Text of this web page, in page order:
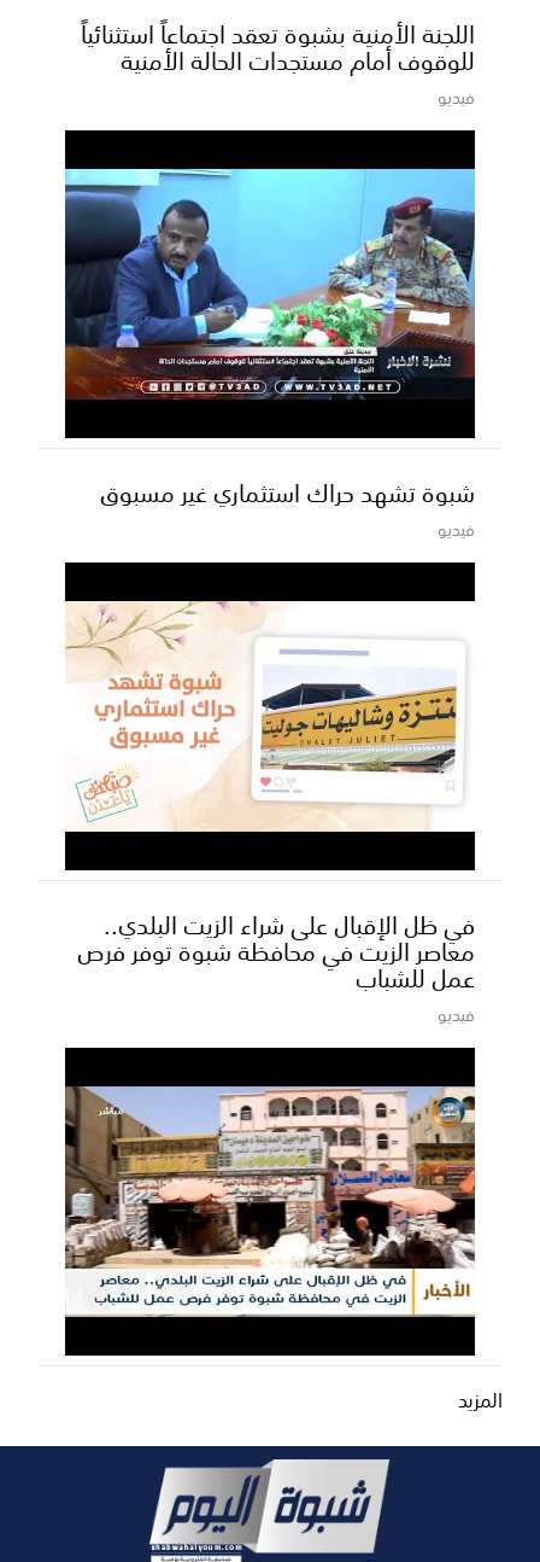
اللجنة الأمنية بشبوة تعقد اجتماعاً استثنائياً
للوقوف أمام مستجدات الحالة الأمنية
فيديو
شبوة تشهد حراك استثماري غير مسبوق
فيديو
في ظل الإقبال على شراء الزيت البلدي..
معاصر الزيت في محافظة شبوة توفر فرص
عمل للشباب
فيديو
المزيد